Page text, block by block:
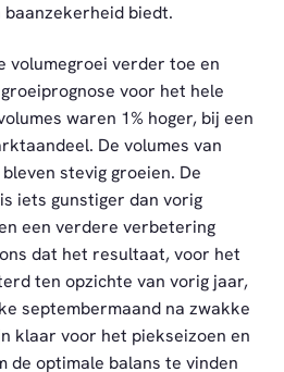
biedt.
volumegroei verder toe en
voor het hele
waren 1% hoger, bij een
De volumes van
stevig groeien. De
iets gunstiger dan vorig
een verdere verbetering
dat het resultaat, voor het
ten opzichte van vorig jaar,
septembermaand na zwakke
klaar voor het piekseizoen en
de optimale balans te vinden